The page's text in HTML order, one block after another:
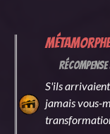
Récompense
S'ils arrivaient
jamais vous-